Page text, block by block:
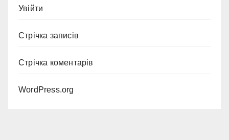
Увійти
Стрічка записів
Стрічка коментарів
WordPress.org